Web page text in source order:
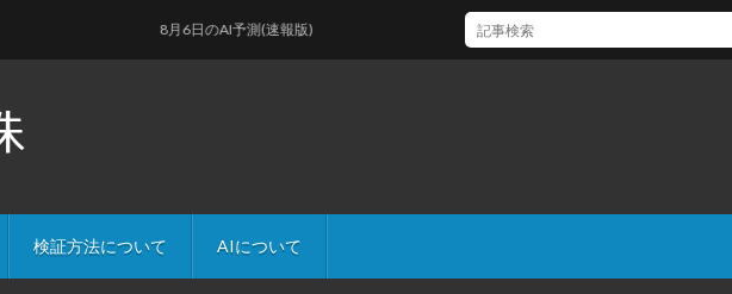
検証方法について AIについて
8月6日のAI予測(速報版)